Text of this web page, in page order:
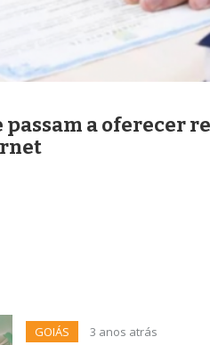
passam a oferecer
GOIÁS 3 anos atrás